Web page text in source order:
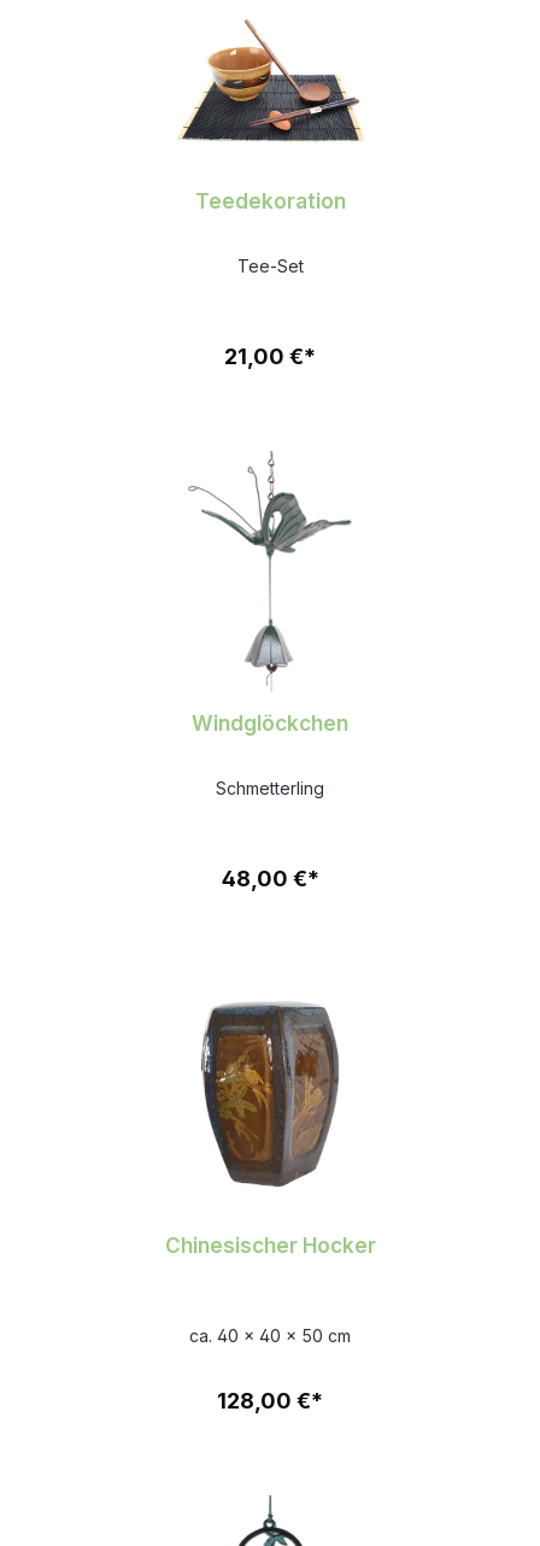
Teedekoration
Tee-Set
21,00 €*
Windglöckchen
Schmetterling
48,00 €*
Chinesischer Hocker
ca. 40 x 40 x 50 cm
128,00 €*